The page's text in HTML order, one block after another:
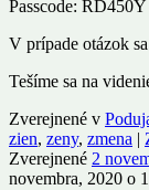
Passcode: RD450Y
V prípade otázok
Tešíme sa na
Zverejnené v
zien, zeny, zmena |
Zverejnené 2
novembra, 2020 o